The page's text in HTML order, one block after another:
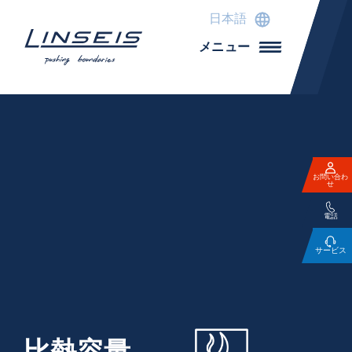
日本語
メニュー
お問い合わ
せ
電話
サービス